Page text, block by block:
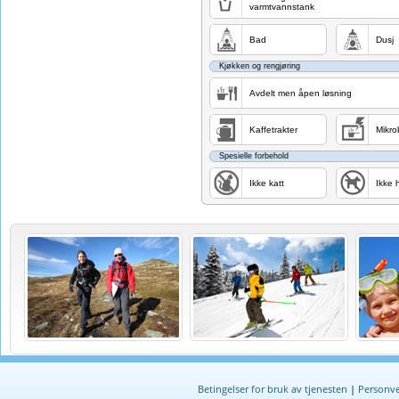
varmtvannstank
Bad Dusj
Kjøkken og rengjøring
Avdelt men åpen løsning
Kaffetrakter
Spesielle forbehold
Ikke katt Ikke
Betingelser for bruk av tjenesten |